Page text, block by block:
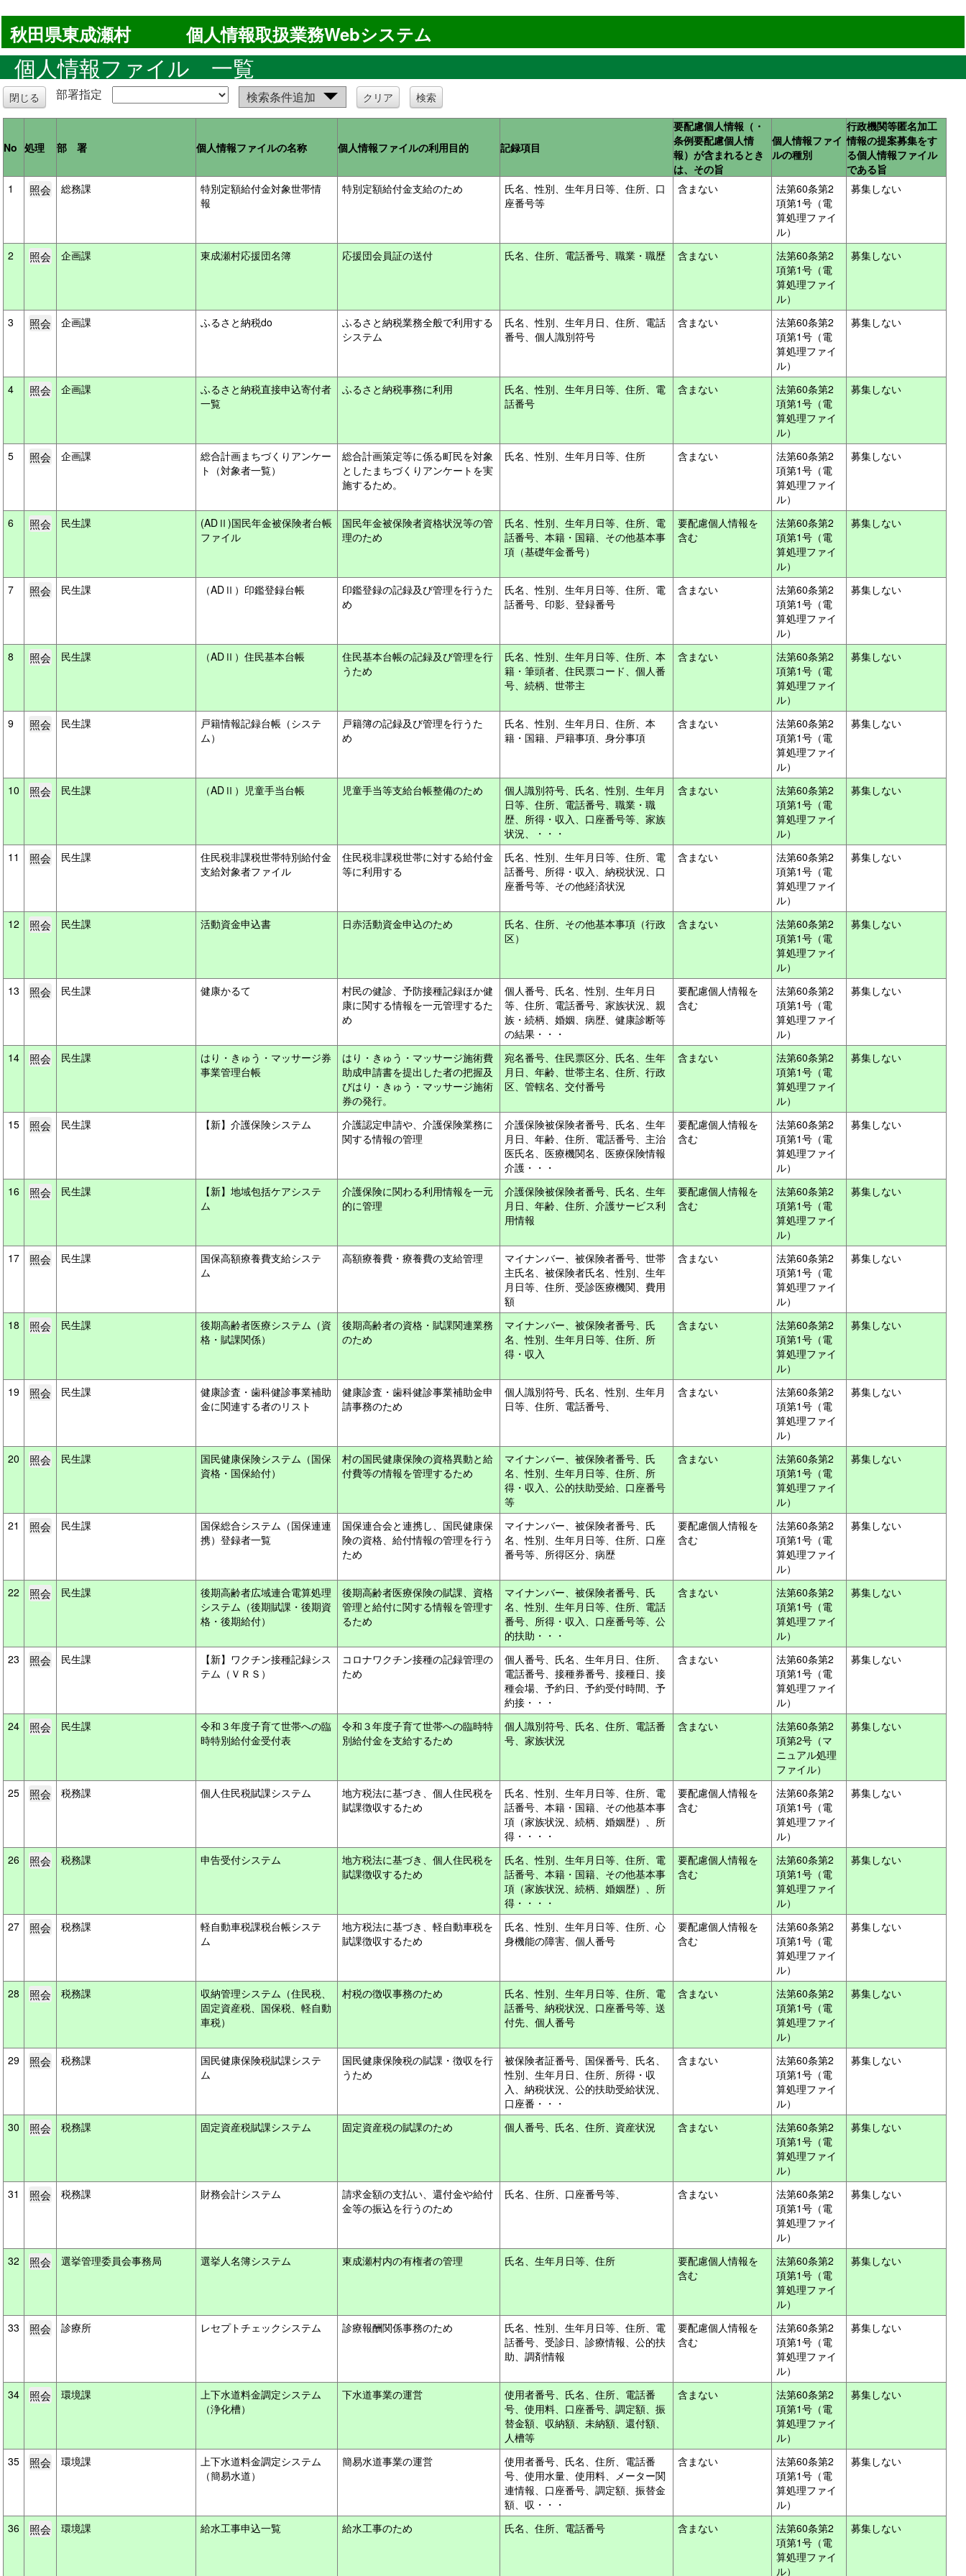
秋田県東成瀬村 個人情報取扱業務Webシステム
個人情報ファイル 一覧
閉じる 部署指定 検索条件追加 クリア 検索
No 処理 部 署 個人情報ファイルの名称 個人情報ファイルの利用目的 記録項目
要配慮個人情報（・
条例要配慮個人情
報）が含まれるとき
は、その旨
個人情報ファイ
ルの種別
行政機関等匿名加工
情報の提案募集をす
る個人情報ファイル
である旨
1
総務課
特別定額給付金対象世帯情
報
特別定額給付金支給のため
氏名、性別、生年月日等、住所、口
座番号等
含まない
法第60条第2
項第1号（電
算処理ファイ
ル）
募集しない
2 企画課 東成瀬村応援団名簿 応援団会員証の送付 氏名、住所、電話番号、職業・職歴 含まない
法第60条第2
項第1号（電
算処理ファイ
ル）
募集しない
3 企画課 ふるさと納税do
ふるさと納税業務全般で利用する
システム
氏名、性別、生年月日、住所、電話
番号、個人識別符号
含まない
法第60条第2
項第1号（電
算処理ファイ
ル）
募集しない
4 企画課
ふるさと納税直接申込寄付者
一覧
ふるさと納税事務に利用
氏名、性別、生年月日等、住所、電
話番号
含まない
法第60条第2
項第1号（電
算処理ファイ
ル）
募集しない
5 企画課
総合計画まちづくりアンケー
ト（対象者一覧）
総合計画策定等に係る町民を対象
としたまちづくりアンケートを実
施するため。
氏名、性別、生年月日等、住所 含まない
法第60条第2
項第1号（電
算処理ファイ
ル）
募集しない
6 民生課
(ADⅡ)国民年金被保険者台帳
ファイル
国民年金被保険者資格状況等の管
理のため
氏名、性別、生年月日等、住所、電
話番号、本籍・国籍、その他基本事
項（基礎年金番号）
要配慮個人情報を
含む
法第60条第2
項第1号（電
算処理ファイ
ル）
募集しない
7 民生課 （ADⅡ）印鑑登録台帳
印鑑登録の記録及び管理を行うた
め
氏名、性別、生年月日等、住所、電
話番号、印影、登録番号
含まない
法第60条第2
項第1号（電
算処理ファイ
ル）
募集しない
8 民生課 （ADⅡ）住民基本台帳
住民基本台帳の記録及び管理を行
うため
氏名、性別、生年月日等、住所、本
籍・筆頭者、住民票コード、個人番
号、続柄、世帯主
含まない
法第60条第2
項第1号（電
算処理ファイ
ル）
募集しない
9 民生課
戸籍情報記録台帳（システ
ム）
戸籍簿の記録及び管理を行うた
め
氏名、性別、生年月日、住所、本
籍・国籍、戸籍事項、身分事項
含まない
法第60条第2
項第1号（電
算処理ファイ
ル）
募集しない
10 民生課 （ADⅡ）児童手当台帳 児童手当等支給台帳整備のため
個人識別符号、氏名、性別、生年月
日等、住所、電話番号、職業・職
歴、所得・収入、口座番号等、家族
状況、・・・
含まない
法第60条第2
項第1号（電
算処理ファイ
ル）
募集しない
11 民生課
住民税非課税世帯特別給付金
支給対象者ファイル
住民税非課税世帯に対する給付金
等に利用する
氏名、性別、生年月日等、住所、電
話番号、所得・収入、納税状況、口
座番号等、その他経済状況
含まない
法第60条第2
項第1号（電
算処理ファイ
ル）
募集しない
12 民生課 活動資金申込書 日赤活動資金申込のため
氏名、住所、その他基本事項（行政
区）
含まない
法第60条第2
項第1号（電
算処理ファイ
ル）
募集しない
13 民生課 健康かるて
村民の健診、予防接種記録ほか健
康に関する情報を一元管理するた
め
個人番号、氏名、性別、生年月日
等、住所、電話番号、家族状況、親
族・続柄、婚姻、病歴、健康診断等
の結果・・・
要配慮個人情報を
含む
法第60条第2
項第1号（電
算処理ファイ
ル）
募集しない
14 民生課
はり・きゅう・マッサージ券
事業管理台帳
はり・きゅう・マッサージ施術費
助成申請書を提出した者の把握及
びはり・きゅう・マッサージ施術
券の発行。
宛名番号、住民票区分、氏名、生年
月日、年齢、世帯主名、住所、行政
区、管轄名、交付番号
含まない
法第60条第2
項第1号（電
算処理ファイ
ル）
募集しない
15 民生課 【新】介護保険システム
介護認定申請や、介護保険業務に
関する情報の管理
介護保険被保険者番号、氏名、生年
月日、年齢、住所、電話番号、主治
医氏名、医療機関名、医療保険情報
介護・・・
要配慮個人情報を
含む
法第60条第2
項第1号（電
算処理ファイ
ル）
募集しない
16 民生課
【新】地域包括ケアシステ
ム
介護保険に関わる利用情報を一元
的に管理
介護保険被保険者番号、氏名、生年
月日、年齢、住所、介護サービス利
用情報
要配慮個人情報を
含む
法第60条第2
項第1号（電
算処理ファイ
ル）
募集しない
17 民生課
国保高額療養費支給システ
ム
高額療養費・療養費の支給管理
マイナンバー、被保険者番号、世帯
主氏名、被保険者氏名、性別、生年
月日等、住所、受診医療機関、費用
額
含まない
法第60条第2
項第1号（電
算処理ファイ
ル）
募集しない
18 民生課
後期高齢者医療システム（資
格・賦課関係）
後期高齢者の資格・賦課関連業務
のため
マイナンバー、被保険者番号、氏
名、性別、生年月日等、住所、所
得・収入
含まない
法第60条第2
項第1号（電
算処理ファイ
ル）
募集しない
19 民生課
健康診査・歯科健診事業補助
金に関連する者のリスト
健康診査・歯科健診事業補助金申
請事務のため
個人識別符号、氏名、性別、生年月
日等、住所、電話番号、
含まない
法第60条第2
項第1号（電
算処理ファイ
ル）
募集しない
20 民生課
国民健康保険システム（国保
資格・国保給付）
村の国民健康保険の資格異動と給
付費等の情報を管理するため
マイナンバー、被保険者番号、氏
名、性別、生年月日等、住所、所
得・収入、公的扶助受給、口座番号
等
含まない
法第60条第2
項第1号（電
算処理ファイ
ル）
募集しない
21 民生課
国保総合システム（国保連連
携）登録者一覧
国保連合会と連携し、国民健康保
険の資格、給付情報の管理を行う
ため
マイナンバー、被保険者番号、氏
名、性別、生年月日等、住所、口座
番号等、所得区分、病歴
要配慮個人情報を
含む
法第60条第2
項第1号（電
算処理ファイ
ル）
募集しない
22 民生課
後期高齢者広域連合電算処理
システム（後期賦課・後期資
格・後期給付）
後期高齢者医療保険の賦課、資格
管理と給付に関する情報を管理す
るため
マイナンバー、被保険者番号、氏
名、性別、生年月日等、住所、電話
番号、所得・収入、口座番号等、公
的扶助・・・
含まない
法第60条第2
項第1号（電
算処理ファイ
ル）
募集しない
23 民生課
【新】ワクチン接種記録シス
テム（ＶＲＳ）
コロナワクチン接種の記録管理の
ため
個人番号、氏名、生年月日、住所、
電話番号、接種券番号、接種日、接
種会場、予約日、予約受付時間、予
約接・・・
含まない
法第60条第2
項第1号（電
算処理ファイ
ル）
募集しない
24 民生課
令和３年度子育て世帯への臨
時特別給付金受付表
令和３年度子育て世帯への臨時特
別給付金を支給するため
個人識別符号、氏名、住所、電話番
号、家族状況
含まない
法第60条第2
項第2号（マ
ニュアル処理
ファイル）
募集しない
25 税務課 個人住民税賦課システム
地方税法に基づき、個人住民税を
賦課徴収するため
氏名、性別、生年月日等、住所、電
話番号、本籍・国籍、その他基本事
項（家族状況、続柄、婚姻歴）、所
得・・・・
要配慮個人情報を
含む
法第60条第2
項第1号（電
算処理ファイ
ル）
募集しない
26 税務課 申告受付システム
地方税法に基づき、個人住民税を
賦課徴収するため
氏名、性別、生年月日等、住所、電
話番号、本籍・国籍、その他基本事
項（家族状況、続柄、婚姻歴）、所
得・・・・
要配慮個人情報を
含む
法第60条第2
項第1号（電
算処理ファイ
ル）
募集しない
27 税務課
軽自動車税課税台帳システ
ム
地方税法に基づき、軽自動車税を
賦課徴収するため
氏名、性別、生年月日等、住所、心
身機能の障害、個人番号
要配慮個人情報を
含む
法第60条第2
項第1号（電
算処理ファイ
ル）
募集しない
28 税務課
収納管理システム（住民税、
固定資産税、国保税、軽自動
車税）
村税の徴収事務のため
氏名、性別、生年月日等、住所、電
話番号、納税状況、口座番号等、送
付先、個人番号
含まない
法第60条第2
項第1号（電
算処理ファイ
ル）
募集しない
29 税務課
国民健康保険税賦課システ
ム
国民健康保険税の賦課・徴収を行
うため
被保険者証番号、国保番号、氏名、
性別、生年月日、住所、所得・収
入、納税状況、公的扶助受給状況、
口座番・・・
含まない
法第60条第2
項第1号（電
算処理ファイ
ル）
募集しない
30 税務課 固定資産税賦課システム 固定資産税の賦課のため 個人番号、氏名、住所、資産状況 含まない
法第60条第2
項第1号（電
算処理ファイ
ル）
募集しない
31 税務課 財務会計システム
請求金額の支払い、還付金や給付
金等の振込を行うのため
氏名、住所、口座番号等、 含まない
法第60条第2
項第1号（電
算処理ファイ
ル）
募集しない
32 選挙管理委員会事務局 選挙人名簿システム 東成瀬村内の有権者の管理 氏名、生年月日等、住所
要配慮個人情報を
含む
法第60条第2
項第1号（電
算処理ファイ
ル）
募集しない
33 診療所 レセプトチェックシステム 診療報酬関係事務のため
氏名、性別、生年月日等、住所、電
話番号、受診日、診療情報、公的扶
助、調剤情報
要配慮個人情報を
含む
法第60条第2
項第1号（電
算処理ファイ
ル）
募集しない
34 環境課
上下水道料金調定システム
（浄化槽）
下水道事業の運営
使用者番号、氏名、住所、電話番
号、使用料、口座番号、調定額、振
替金額、収納額、未納額、還付額、
人槽等
含まない
法第60条第2
項第1号（電
算処理ファイ
ル）
募集しない
35 環境課
上下水道料金調定システム
（簡易水道）
簡易水道事業の運営
使用者番号、氏名、住所、電話番
号、使用水量、使用料、メーター関
連情報、口座番号、調定額、振替金
額、収・・・
含まない
法第60条第2
項第1号（電
算処理ファイ
ル）
募集しない
36 環境課 給水工事申込一覧 給水工事のため 氏名、住所、電話番号 含まない
法第60条第2
項第1号（電
算処理ファイ
ル）
募集しない